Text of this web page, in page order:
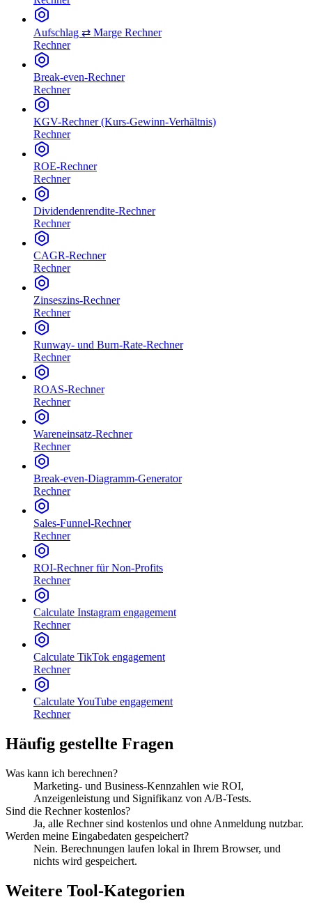
Aufschlag ⇄ Marge Rechner
Rechner
Break-even-Rechner
Rechner
KGV-Rechner (Kurs-Gewinn-Verhältnis)
Rechner
ROE-Rechner
Rechner
Dividendenrendite-Rechner
Rechner
CAGR-Rechner
Rechner
Zinseszins-Rechner
Rechner
Runway- und Burn-Rate-Rechner
Rechner
ROAS-Rechner
Rechner
Wareneinsatz-Rechner
Rechner
Break-even-Diagramm-Generator
Rechner
Sales-Funnel-Rechner
Rechner
ROI-Rechner für Non-Profits
Rechner
Calculate Instagram engagement
Rechner
Calculate TikTok engagement
Rechner
Calculate YouTube engagement
Rechner
Häufig gestellte Fragen
Was kann ich berechnen?
Marketing- und Business-Kennzahlen wie ROI,
Anzeigenleistung und Signifikanz von A/B-Tests.
Sind die Rechner kostenlos?
Ja, alle Rechner sind kostenlos und ohne Anmeldung nutzbar.
Werden meine Eingabedaten gespeichert?
Nein. Berechnungen laufen lokal in Ihrem Browser, und
nichts wird gespeichert.
Weitere Tool-Kategorien